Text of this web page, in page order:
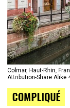
Colmar, Haut-Rhin,
Attribution-Share Alike
COMPLIQUÉ